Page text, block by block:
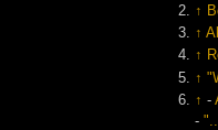
↑
↑
↑
↑
↑ -
-